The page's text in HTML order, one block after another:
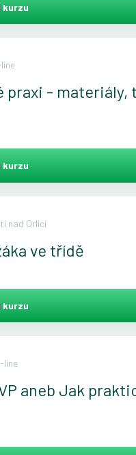
praxi -
nad Orlicí
ve třídě
line
aneb Jak